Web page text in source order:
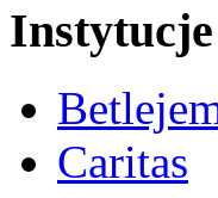
Instytucje
Caritas